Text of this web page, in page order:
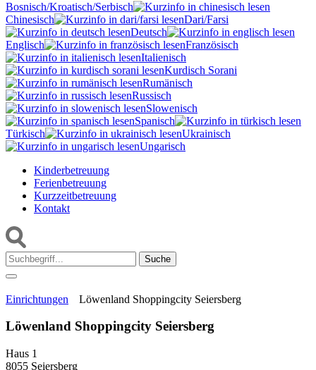
Bosnisch/Kroatisch/Serbisch
Chinesisch
Dari/Farsi
Deutsch
Englisch
Französisch
Italienisch
Kurdisch Sorani‎
Rumänisch
Russisch
Slowenisch
Spanisch
Türkisch
Ukrainisch
Ungarisch
Kinderbetreuung
Ferienbetreuung
Kurzzeitbetreuung
Kontakt
Suche:
Einrichtungen Löwenland Shoppingcity Seiersberg
Löwenland Shoppingcity Seiersberg
Haus 1
8055 Seiersberg